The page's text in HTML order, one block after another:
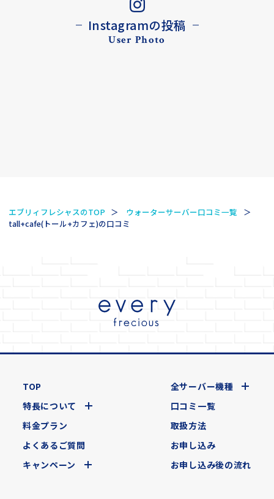
Instagramの投稿
User Photo
エブリィフレシャスのTOP
ウォーターサーバー口コミ一覧
tall+cafe(トール+カフェ)の口コミ
TOP
特長について
料金プラン
よくあるご質問
キャンペーン
全サーバー機種
口コミ一覧
取扱方法
お申し込み
お申し込み後の流れ